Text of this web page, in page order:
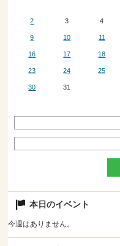
2 3 4
9 10 11
16 17 18
23 24 25
30 31
本日のイベント
今週はありません。